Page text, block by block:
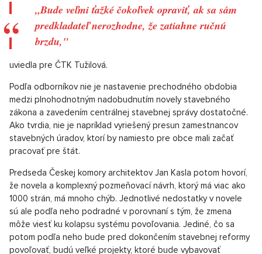
„Bude veľmi ťažké čokoľvek opraviť, ak sa sám
predkladateľ nerozhodne, že zatiahne ručnú
brzdu,"
uviedla pre ČTK Tužilová.
Podľa odborníkov nie je nastavenie prechodného obdobia
medzi plnohodnotným nadobudnutím novely stavebného
zákona a zavedením centrálnej stavebnej správy dostatočné.
Ako tvrdia, nie je napríklad vyriešený presun zamestnancov
stavebných úradov, ktorí by namiesto pre obce mali začať
pracovať pre štát.
Predseda Českej komory architektov Jan Kasla potom hovorí,
že novela a komplexný pozmeňovací návrh, ktorý má viac ako
1000 strán, má mnoho chýb. Jednotlivé nedostatky v novele
sú ale podľa neho podradné v porovnaní s tým, že zmena
môže viesť ku kolapsu systému povoľovania. Jediné, čo sa
potom podľa neho bude pred dokončením stavebnej reformy
povoľovať, budú veľké projekty, ktoré bude vybavovať